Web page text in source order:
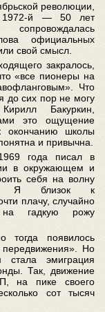
революции,
1972-й — 50 лет
официальных
свой смысл.
закралось,
«все пионеры на
Что
до сих пор не могу
Бакуркин,
это ощущение
окончанию школы
и привычна.
года писал в
в окружающем и
себя на волну
Я близок к
плачу, случайно
гадкую рожу
тогда появилось
Но
стала эмиграция
Так, движение
на пике своего
сот тысяч